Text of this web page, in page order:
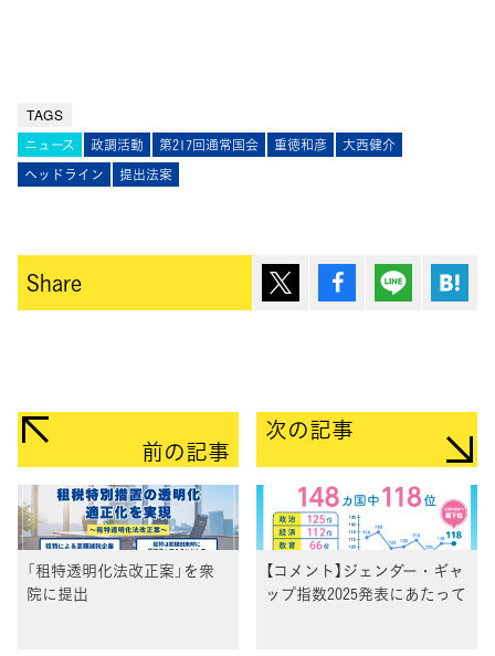
TAGS
ニュース 政調活動 第217回通常国会 重徳和彦
大西健介
ヘッドライン
提出法案
Share ポスト シェア Lineで送
前の記事
「租特透明化法改正案」を衆
院に提出
次の記事
【コメント】ジェンダー・ギャ
ップ指数2025発表にあたって